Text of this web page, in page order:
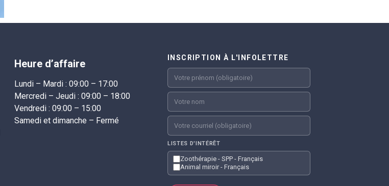
Heure d’affaire
Lundi – Mardi : 09:00 – 17:00
Mercredi – Jeudi : 09:00 – 18:00
Vendredi : 09:00 – 15:00
Samedi et dimanche – Fermé
INSCRIPTION À L'INFOLETTRE
LISTES D'INTÉRÊT
Zoothérapie - SPP - Français
Animal miroir - Français